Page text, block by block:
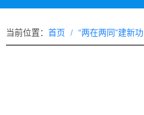
当前位置： 首页 “两在两同”建新功